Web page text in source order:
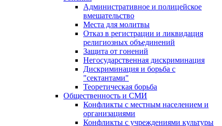
Административное и полицейское
вмешательство
Места для молитвы
Отказ в регистрации и ликвидация
религиозных объединений
Защита от гонений
Негосударственная дискриминация
Дискриминация и борьба с
"сектантами"
Теоретическая борьба
Общественность и СМИ
Конфликты с местным населением и
организациями
Конфликты с учреждениями культуры